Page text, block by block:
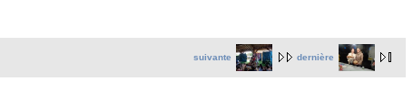
suivante dernière